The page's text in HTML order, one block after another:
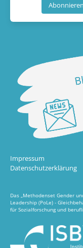
Abonnieren
Impressum
Datenschutzerklärung
Das „Methodenset Gender
Leadership (PoLe) -
für Sozialforschung und